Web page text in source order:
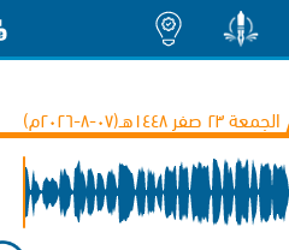
الجمعة ٢٣ صفر ١٤٤٨هـ(۰۷-۸-۲۰۲٦م)